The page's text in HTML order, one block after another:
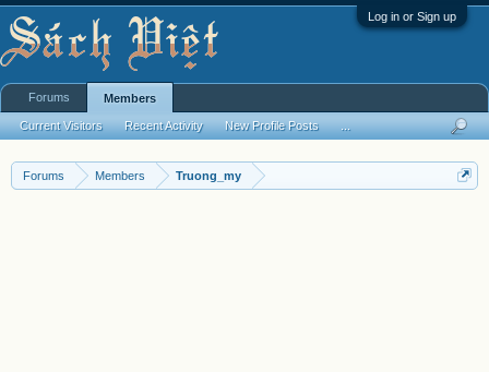
Log in or Sign up
Forums Members Truong_my
Forums Members
Current Visitors Recent Activity New Profile Posts